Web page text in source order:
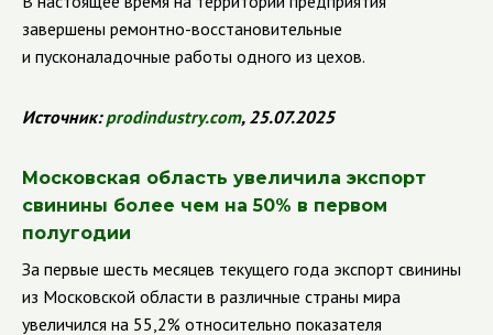
завершены ремонтно-восстановительные
и пусконаладочные работы одного из цехов.
Источник:prodindustry.com, 25.07.2025
Московская область увеличила экспорт
свинины более чем на 50% в первом
полугодии
За первые шесть месяцев текущего года экспорт свинины
из Московской области в различные страны мира
увеличился на 55,2% относительно показателя